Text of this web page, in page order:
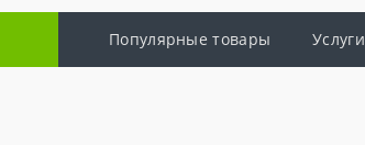
Популярные товары Услуги